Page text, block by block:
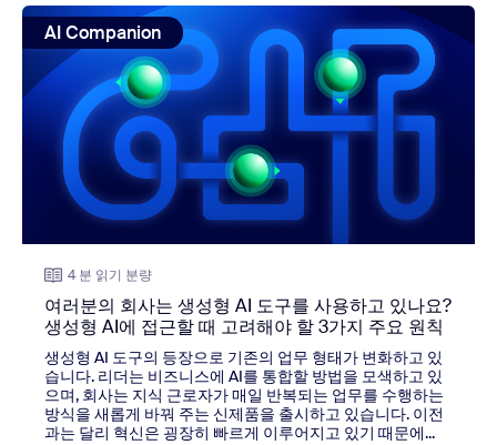
view: 여러분의 회사는 생성형 AI 도구를 사용하고 있나요?
AI Companion
4 분 읽기 분량
여러분의 회사는 생성형 AI 도구를 사용하고 있나요?
생성형 AI에 접근할 때 고려해야 할 3가지 주요 원칙
생성형 AI 도구의 등장으로 기존의 업무 형태가 변화하고 있
습니다. 리더는 비즈니스에 AI를 통합할 방법을 모색하고 있
으며, 회사는 지식 근로자가 매일 반복되는 업무를 수행하는
방식을 새롭게 바꿔 주는 신제품을 출시하고 있습니다. 이전
과는 달리 혁신은 굉장히 빠르게 이루어지고 있기 때문에...